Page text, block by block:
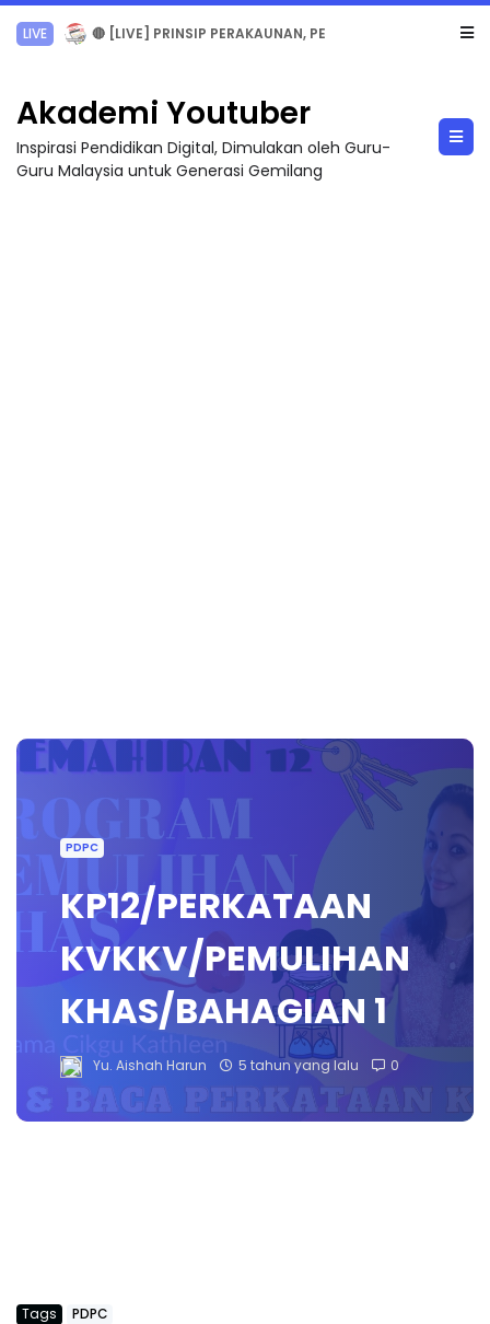
LIVE 🔴 [LIVE] PRINSIP PERAKAUNAN, PECUT SKOR SOALAN 1 TRIAL OLEH CIKGU WAN...
Akademi Youtuber
Inspirasi Pendidikan Digital, Dimulakan oleh Guru-
Guru Malaysia untuk Generasi Gemilang
PDPC
KP12/PERKATAAN
KVKKV/PEMULIHAN
KHAS/BAHAGIAN 1
Yu. Aishah Harun 5 tahun yang lalu 0
Tags PDPC